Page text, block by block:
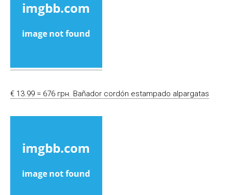
€ 13.99 = 676 грн. Bañador cordón estampado alpargatas